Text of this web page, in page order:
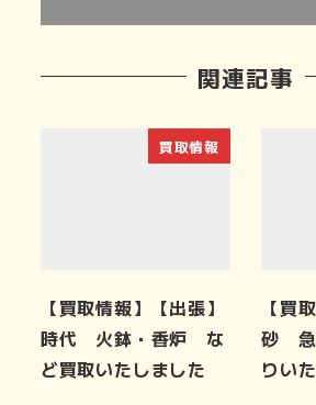
関連記事
買取情報
【買取情報】【出張】
時代 火鉢・香炉 な
ど買取いたしました
【買
砂
りい